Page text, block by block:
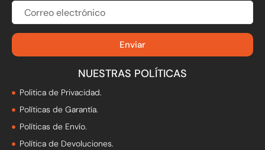
NUESTRAS POLÍTICAS
Politica de Privacidad.
Políticas de Garantía.
Políticas de Envío.
Política de Devoluciones.
CORREO
ELECTRÓNICO
Enviar